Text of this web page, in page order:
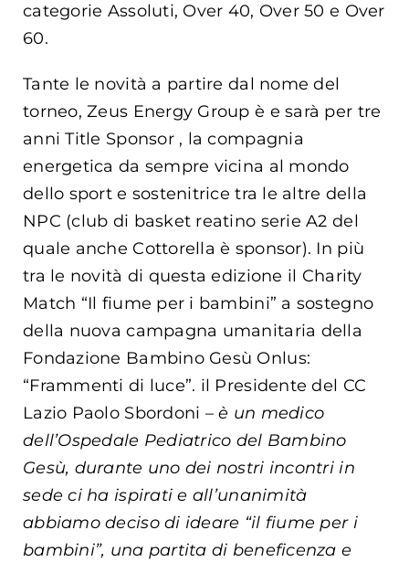
categorie Assoluti, Over 40, Over 50 e Over
60.
Tante le novità a partire dal nome del
torneo, Zeus Energy Group è e sarà per tre
anni Title Sponsor , la compagnia
energetica da sempre vicina al mondo
dello sport e sostenitrice tra le altre della
NPC (club di basket reatino serie A2 del
quale anche Cottorella è sponsor). In più
tra le novità di questa edizione il Charity
Match “Il fiume per i bambini” a sostegno
della nuova campagna umanitaria della
Fondazione Bambino Gesù Onlus:
“Frammenti di luce”. il Presidente del CC
Lazio Paolo Sbordoni –è un medico
dell’Ospedale Pediatrico del Bambino
Gesù, durante uno dei nostri incontri in
sede ci ha ispirati e all’unanimità
abbiamo deciso di ideare “il fiume per i
bambini”, una partita di beneficenza e